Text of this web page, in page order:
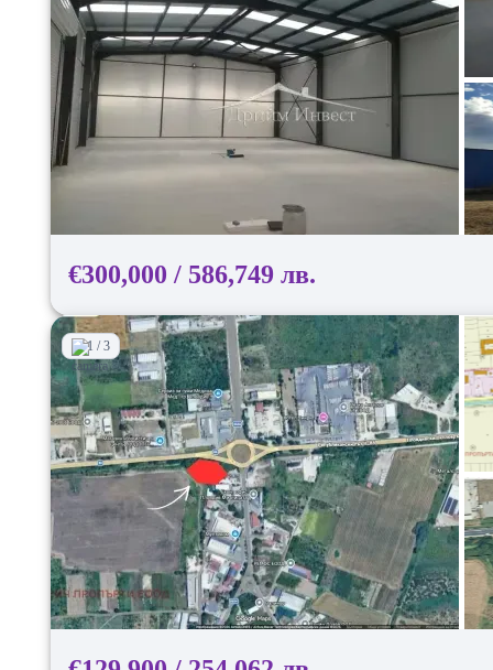
€300,000 / 586,749 лв.
1 / 3